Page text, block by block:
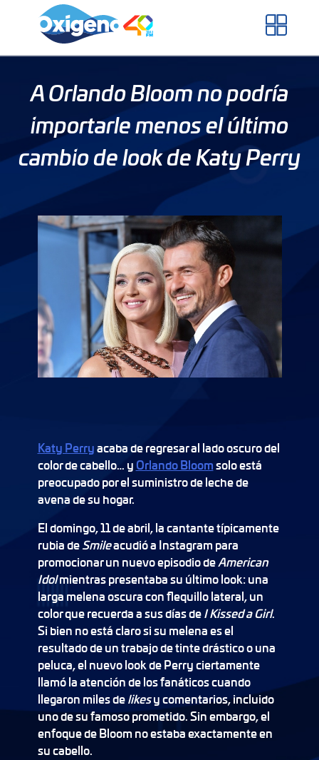
A Orlando Bloom no podría
importarle menos el último
cambio de look de Katy Perry
Katy Perryacaba de regresar al lado oscuro del
color de cabello… yOrlando Bloomsolo está
preocupado por el suministro de leche de
avena de su hogar.
El domingo, 11 de abril, la cantante típicamente
rubia deSmileacudió a Instagram para
promocionar un nuevo episodio deAmerican
Idolmientras presentaba su último look: una
larga melena oscura con flequillo lateral, un
color que recuerda a sus días deI Kissed a Girl.
Si bien no está claro si su melena es el
resultado de un trabajo de tinte drástico o una
peluca, el nuevo look de Perry ciertamente
llamó la atención de los fanáticos cuando
llegaron miles delikesy comentarios, incluido
uno de su famoso prometido. Sin embargo, el
enfoque de Bloom no estaba exactamente en
su cabello.